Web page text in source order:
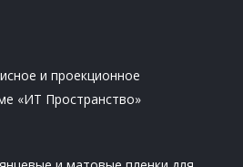
и проекционное
«ИТ Пространство»